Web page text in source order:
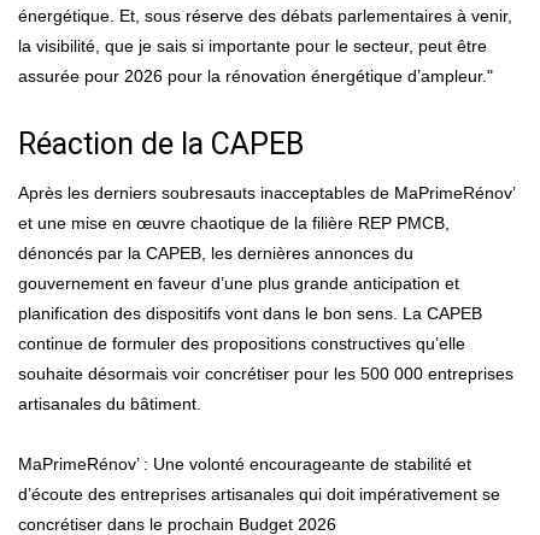
énergétique. Et, sous réserve des débats parlementaires à venir,
la visibilité, que je sais si importante pour le secteur, peut être
assurée pour 2026 pour la rénovation énergétique d’ampleur."
Réaction de la CAPEB
Après les derniers soubresauts inacceptables de MaPrimeRénov’
et une mise en œuvre chaotique de la filière REP PMCB,
dénoncés par la CAPEB, les dernières annonces du
gouvernement en faveur d’une plus grande anticipation et
planification des dispositifs vont dans le bon sens. La CAPEB
continue de formuler des propositions constructives qu’elle
souhaite désormais voir concrétiser pour les 500 000 entreprises
artisanales du bâtiment.
MaPrimeRénov’ : Une volonté encourageante de stabilité et
d’écoute des entreprises artisanales qui doit impérativement se
concrétiser dans le prochain Budget 2026